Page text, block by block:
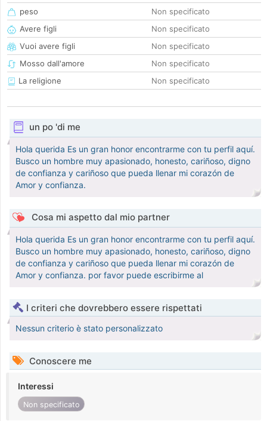
peso
Non specificato
Avere figli
Non specificato
Vuoi avere figli
Non specificato
Mosso dall'amore
Non specificato
La religione
Non specificato
un po 'di me
Hola querida Es un gran honor encontrarme con tu perfil aquí.
Busco un hombre muy apasionado, honesto, cariñoso, digno
de confianza y cariñoso que pueda llenar mi corazón de
Amor y confianza.
Cosa mi aspetto dal mio partner
Hola querida Es un gran honor encontrarme con tu perfil aquí.
Busco un hombre muy apasionado, honesto, cariñoso, digno
de confianza y cariñoso que pueda llenar mi corazón de
Amor y confianza. por favor puede escribirme al
I criteri che dovrebbero essere rispettati
Nessun criterio è stato personalizzato
Conoscere me
Interessi
Non specificato